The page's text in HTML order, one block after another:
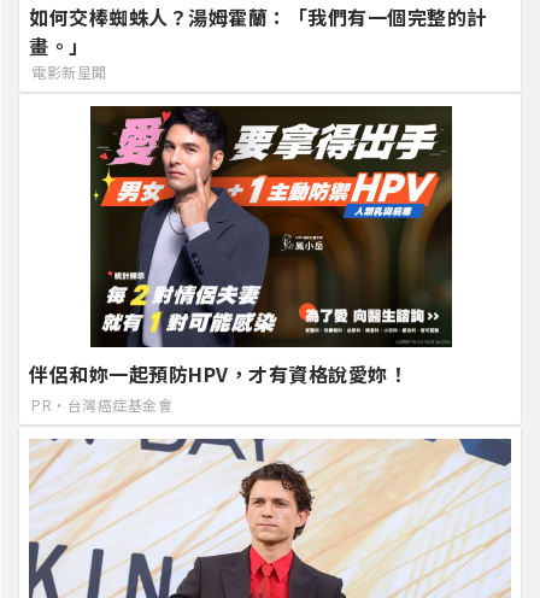
如何交棒蜘蛛人？湯姆霍蘭：「我們有一個完整的計
畫。」
電影新星聞
伴侶和妳一起預防HPV，才有資格說愛妳！
PR・台灣癌症基金會